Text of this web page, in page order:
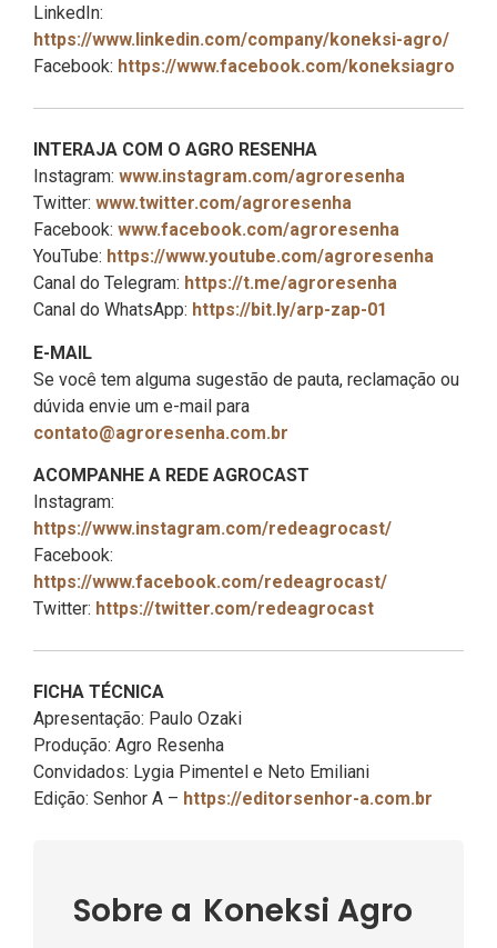
LinkedIn:
https://www.linkedin.com/company/koneksi-agro/
Facebook: https://www.facebook.com/koneksiagro
INTERAJA COM O AGRO RESENHA
Instagram: www.instagram.com/agroresenha
Twitter: www.twitter.com/agroresenha
Facebook: www.facebook.com/agroresenha
YouTube: https://www.youtube.com/agroresenha
Canal do Telegram: https://t.me/agroresenha
Canal do WhatsApp: https://bit.ly/arp-zap-01
E-MAIL
Se você tem alguma sugestão de pauta, reclamação ou
dúvida envie um e-mail para
contato@agroresenha.com.br
ACOMPANHE A REDE AGROCAST
Instagram:
https://www.instagram.com/redeagrocast/
Facebook:
https://www.facebook.com/redeagrocast/
Twitter: https://twitter.com/redeagrocast
FICHA TÉCNICA
Apresentação: Paulo Ozaki
Produção: Agro Resenha
Convidados: Lygia Pimentel e Neto Emiliani
Edição: Senhor A – https://editorsenhor-a.com.br
Sobre a Koneksi Agro